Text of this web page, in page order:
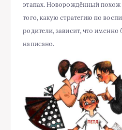
этапах. Новорождённый похож
того, какую стратегию по
родители, зависит, что именно
написано.